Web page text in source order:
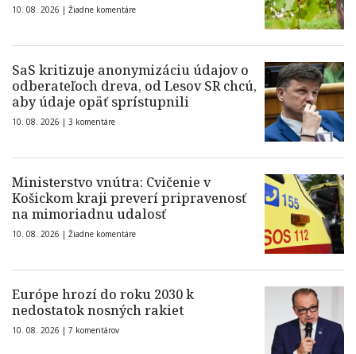
10. 08. 2026 | Žiadne komentáre
SaS kritizuje anonymizáciu údajov o
odberateľoch dreva, od Lesov SR chcú,
aby údaje opäť sprístupnili
10. 08. 2026 | 3 komentáre
Ministerstvo vnútra: Cvičenie v
Košickom kraji preverí pripravenosť
na mimoriadnu udalosť
10. 08. 2026 | Žiadne komentáre
Európe hrozí do roku 2030 k
nedostatok nosných rakiet
10. 08. 2026 | 7 komentárov